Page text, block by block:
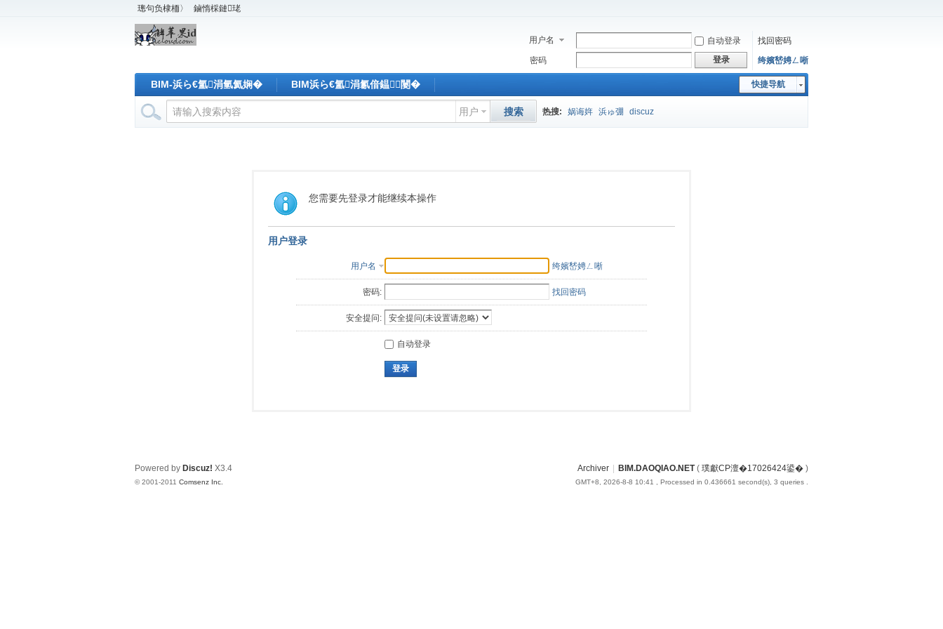
璁句负棣栭〉 鏀惰棌鏈珯
用户名 自动登录
找回密码
密码
登录 绔嬪嵆娉ㄥ唽
快捷导航
BIM-浜ら€氳涓氫氦娴� BIM浜ら€氳涓氱偣鎾闄�
用户 搜索 热搜: 娲诲姩 浜ゅ弸 discuz
您需要先登录才能继续本操作
用户登录
用户名 绔嬪嵆娉ㄥ唽
密码: 找回密码
安全提问:
自动登录
登录
Archiver BIM.DAOQIAO.NET( 璞獻CP澶�17026424鍙� )
GMT+8, 2026-8-8 10:41 , Processed in 0.436661 second(s), 3 queries .
Powered by Discuz! X3.4
© 2001-2011 Comsenz Inc.